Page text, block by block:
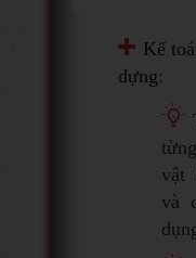
Kế
dựng:
vật
và